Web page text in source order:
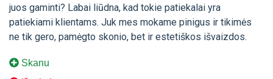
juos gaminti? Labai liūdna, kad tokie patiekalai yra
patiekiami klientams. Juk mes mokame pinigus ir tikimės
ne tik gero, pamėgto skonio, bet ir estetiškos išvaizdos.
Skanu